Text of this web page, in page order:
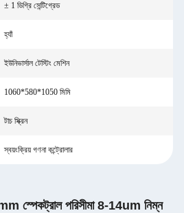
± 1 ডিগ্রি সেন্টিগ্রেড
হ্যাঁ
ইউনিভার্সাল টেস্টিং মেশিন
1060*580*1050 মিমি
টাচ স্ক্রিন
স্বয়ংক্রিয় গণনা কন্ট্রোলার
স্পেকট্রাল পরিসীমা 8-14um নিম্ন